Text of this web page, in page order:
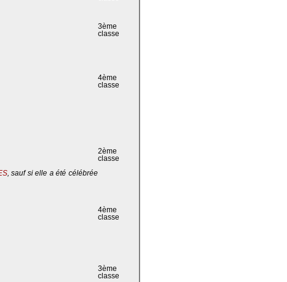
3ème
classe
4ème
classe
2ème
classe
, sauf si elle a été célébrée
4ème
classe
3ème
classe